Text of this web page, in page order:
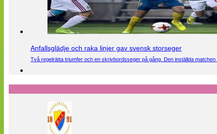
Anfallsglädje och raka linjer gav svensk storseger
Två regelrätta triumfer och en skrivbordsseger på gång. Den inställda